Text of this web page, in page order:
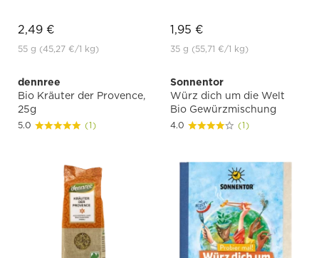
2,49 €
55 g (45,27 €/1 kg)
1,95 €
35 g (55,71 €/1 kg)
dennree
Bio Kräuter der Provence,
25g
5.0 (1)
Sonnentor
Würz dich um die Welt
Bio Gewürzmischung
4.0 (1)